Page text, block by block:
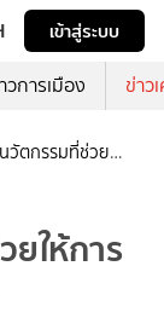
เข้าสู่ระบบ
วการเมือง ข่าว
วัตกรรมที่ช่วย
ยให้การ